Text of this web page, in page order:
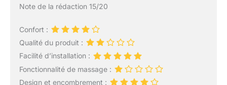
Note de la rédaction 15/20
Confort :
Qualité du produit :
Facilité d’installation :
Fonctionnalité de massage :
Design et encombrement :